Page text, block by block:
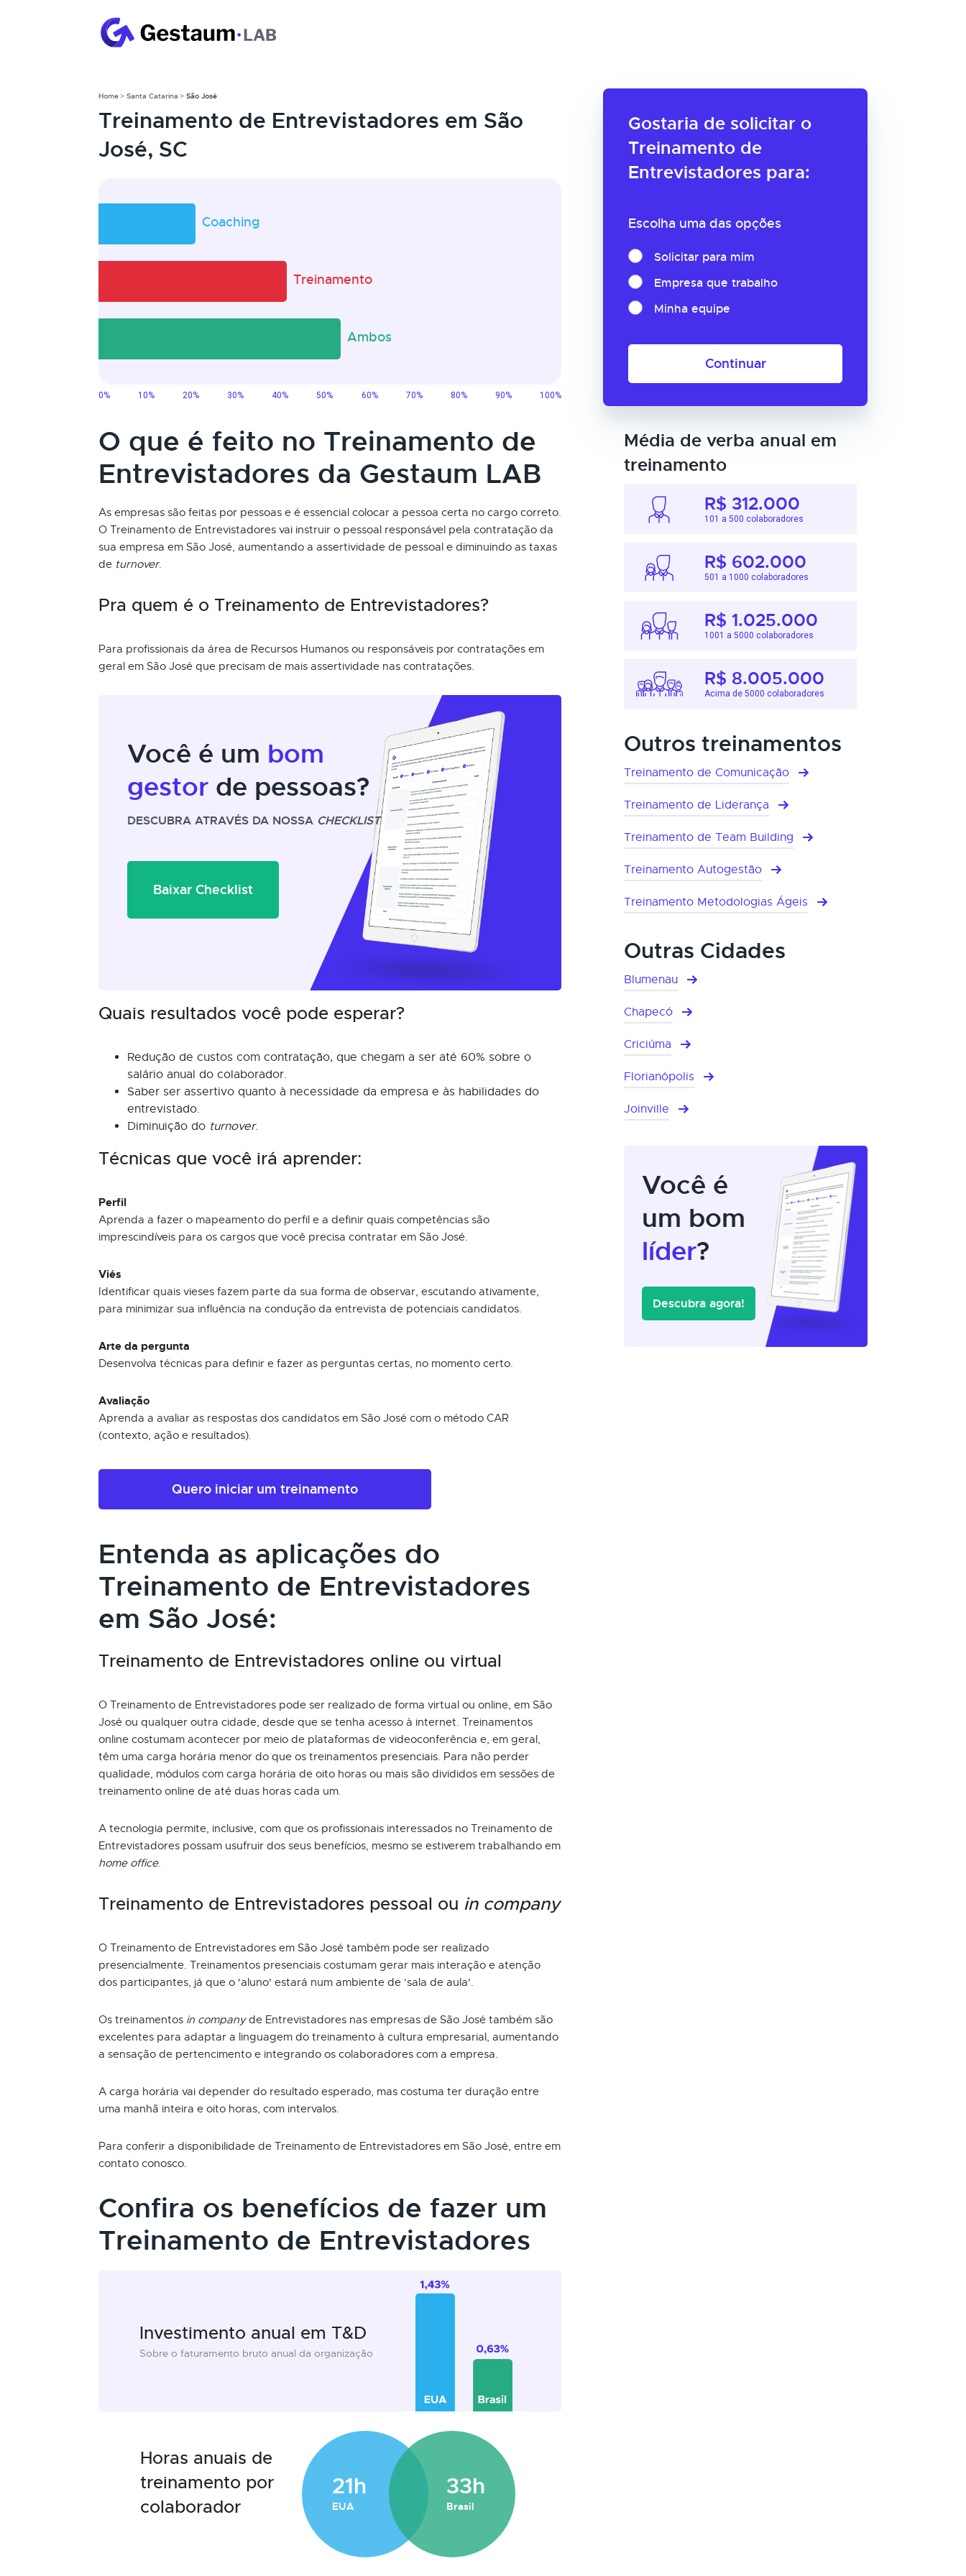
Gostaria de solicitar o
Treinamento de
Entrevistadores para:
Escolha uma das opções
Solicitar para mim
Empresa que trabalho
Minha equipe
Continuar
Home Santa Catarina São José
Treinamento de Entrevistadores em São
José, SC
O que é feito no Treinamento de
Entrevistadores da Gestaum LAB
As empresas são feitas por pessoas e é essencial colocar a pessoa certa no cargo correto.
O Treinamento de Entrevistadores vai instruir o pessoal responsável pela contratação da
sua empresa em São José, aumentando a assertividade de pessoal e diminuindo as taxas
de turnover.
Pra quem é o Treinamento de Entrevistadores?
Para profissionais da área de Recursos Humanos ou responsáveis por contratações em
geral em São José que precisam de mais assertividade nas contratações.
Você é um bom
gestor de pessoas?
DESCUBRA ATRAVÉS DA NOSSA CHECKLIST
Baixar Checklist
Quais resultados você pode esperar?
Redução de custos com contratação, que chegam a ser até 60% sobre o
salário anual do colaborador.
Saber ser assertivo quanto à necessidade da empresa e às habilidades do
entrevistado.
Diminuição do turnover.
Técnicas que você irá aprender:
Perfil
Aprenda a fazer o mapeamento do perfil e a definir quais competências são
imprescindíveis para os cargos que você precisa contratar em São José.
Viés
Identificar quais vieses fazem parte da sua forma de observar, escutando ativamente,
para minimizar sua influência na condução da entrevista de potenciais candidatos.
Arte da pergunta
Desenvolva técnicas para definir e fazer as perguntas certas, no momento certo.
Avaliação
Aprenda a avaliar as respostas dos candidatos em São José com o método CAR
(contexto, ação e resultados).
Quero iniciar um treinamento
Entenda as aplicações do
Treinamento de Entrevistadores
em São José:
Treinamento de Entrevistadores online ou virtual
O Treinamento de Entrevistadores pode ser realizado de forma virtual ou online, em São
José ou qualquer outra cidade, desde que se tenha acesso à internet. Treinamentos
online costumam acontecer por meio de plataformas de videoconferência e, em geral,
têm uma carga horária menor do que os treinamentos presenciais. Para não perder
qualidade, módulos com carga horária de oito horas ou mais são divididos em sessões de
treinamento online de até duas horas cada um.
A tecnologia permite, inclusive, com que os profissionais interessados no Treinamento de
Entrevistadores possam usufruir dos seus benefícios, mesmo se estiverem trabalhando em
home office.
Treinamento de Entrevistadores pessoal ou in company
O Treinamento de Entrevistadores em São José também pode ser realizado
presencialmente. Treinamentos presenciais costumam gerar mais interação e atenção
dos participantes, já que o 'aluno' estará num ambiente de ‘sala de aula'.
Os treinamentos in companyde Entrevistadores nas empresas de São José também são
excelentes para adaptar a linguagem do treinamento à cultura empresarial, aumentando
a sensação de pertencimento e integrando os colaboradores com a empresa.
A carga horária vai depender do resultado esperado, mas costuma ter duração entre
uma manhã inteira e oito horas, com intervalos.
Para conferir a disponibilidade de Treinamento de Entrevistadores em São José, entre em
contato conosco.
Confira os benefícios de fazer um
Treinamento de Entrevistadores
Investimento anual em T&D
Sobre o faturamento bruto anual da organização
Horas anuais de
treinamento por
colaborador
21h
EUA
33h
Brasil
Média de verba anual em
treinamento
R$ 312.000
101 a 500 colaboradores
R$ 602.000
501 a 1000 colaboradores
R$ 1.025.000
1001 a 5000 colaboradores
R$ 8.005.000
Acima de 5000 colaboradores
Outros treinamentos
Treinamento de Comunicação
Treinamento de Liderança
Treinamento de Team Building
Treinamento Autogestão
Treinamento Metodologias Ágeis
Outras Cidades
Blumenau
Chapecó
Criciúma
Florianópolis
Joinville
Você é
um bom
líder?
Descubra agora!